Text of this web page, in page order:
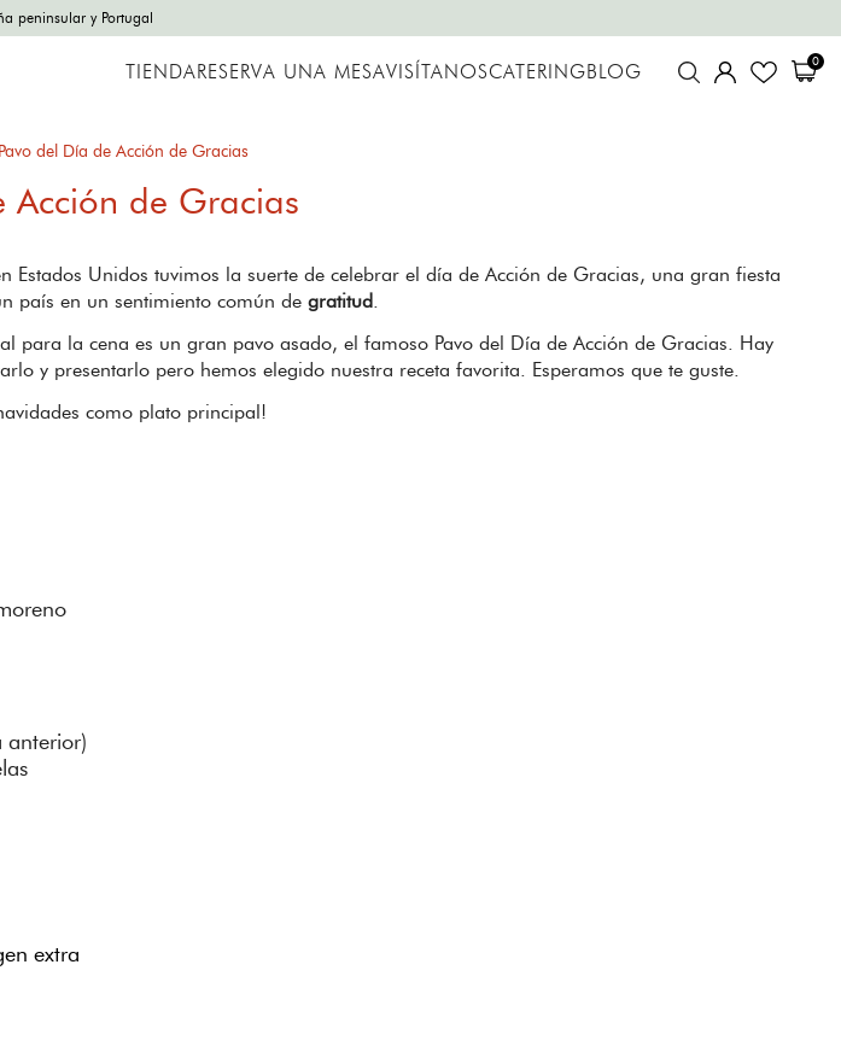
peninsular y Portugal
0
TIENDARESERVA UNA MESAVISÍTANOSCATERINGBLOG
Pavo del Día de Acción de Gracias
Acción de Gracias
Estados Unidos tuvimos la suerte de celebrar el día de Acción de Gracias, una gran fiesta
país en un sentimiento común de gratitud.
para la cena es un gran pavo asado, el famoso Pavo del Día de Acción de Gracias. Hay
y presentarlo pero hemos elegido nuestra receta favorita. Esperamos que te guste.
como plato principal!
anterior)
extra